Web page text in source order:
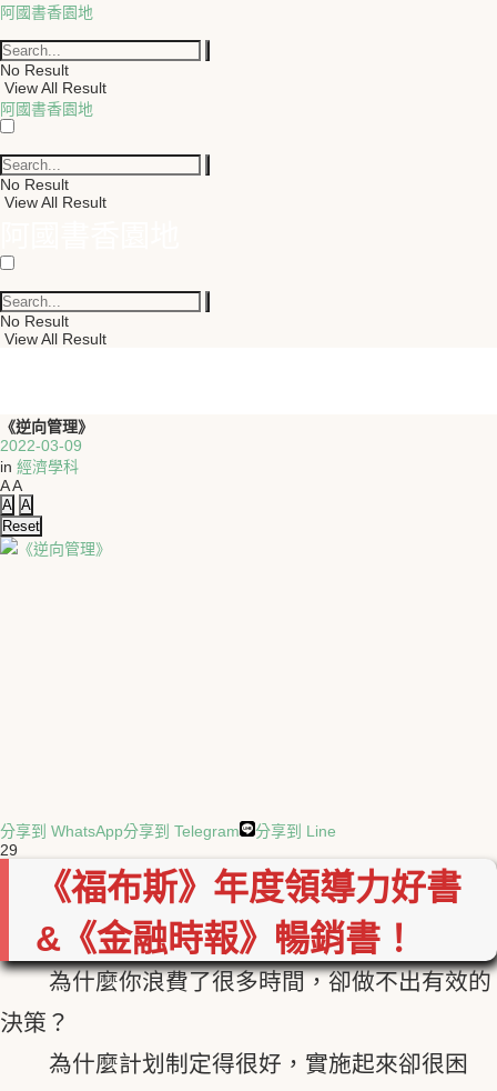
阿國書香園地
No Result
View All Result
阿國書香園地
No Result
View All Result
No Result
View All Result
《逆向管理》
2022-03-09
in 經濟學科
AA
A A
Reset
分享到 WhatsApp分享到 Telegram
分享到 Line
29
《福布斯》年度領導力好書
&《金融時報》暢銷書！
為什麼你浪費了很多時間，卻做不出有效的
決策？
為什麼計划制定得很好，實施起來卻很困